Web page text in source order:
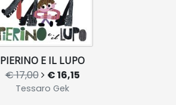
PIERINO E IL LUPO
€ 17,00 € 16,15
Tessaro Gek